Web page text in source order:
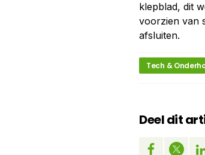
klepblad, dit
voorzien van
afsluiten.
Tech &
Deel dit